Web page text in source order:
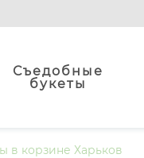
Съедобные
букеты
в корзине Харьков